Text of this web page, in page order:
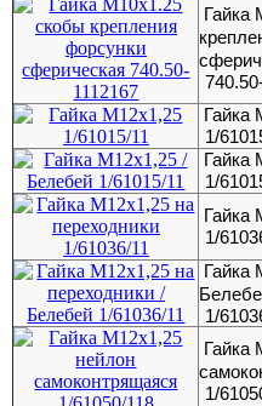
Гайка
Гайка
1/
Гайка
1/
Гайка
1/
Гайка
1/
Гайка
1/